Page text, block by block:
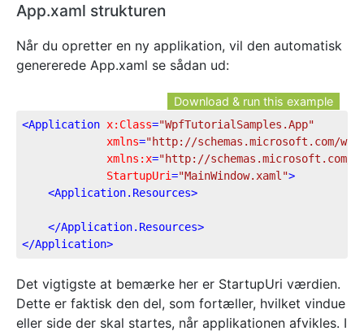
App.xaml strukturen
Når du opretter en ny applikation, vil den automatisk
genererede App.xaml se sådan ud:
Download & run this example
<Application x:Class="WpfTutorialSamples.App"
xmlns="http://schemas.microsoft.com/
xmlns:x="http://schemas.microsoft.com/
StartupUri="MainWindow.xaml">
<Application.Resources>
</Application.Resources>
</Application>
Det vigtigste at bemærke her er StartupUri værdien.
Dette er faktisk den del, som fortæller, hvilket vindue
eller side der skal startes, når applikationen afvikles. I